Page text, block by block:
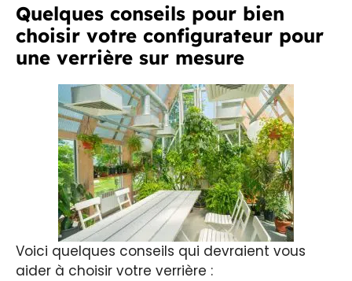
Quelques conseils pour bien
choisir votre configurateur pour
une verrière sur mesure
Voici quelques conseils qui devraient vous
aider à choisir votre verrière :